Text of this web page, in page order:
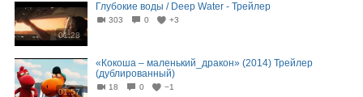
01:28
Глубокие воды / Deep Water - Трейлер
303 0 +3
01:57
«Кокоша – маленький_дракон» (2014) Трейлер
(дублированный)
18 0 −1